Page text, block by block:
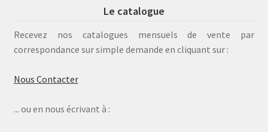
Le catalogue
Recevez nos catalogues mensuels de vente par
correspondance sur simple demande en cliquant sur :
Nous Contacter
... ou en nous écrivant à :